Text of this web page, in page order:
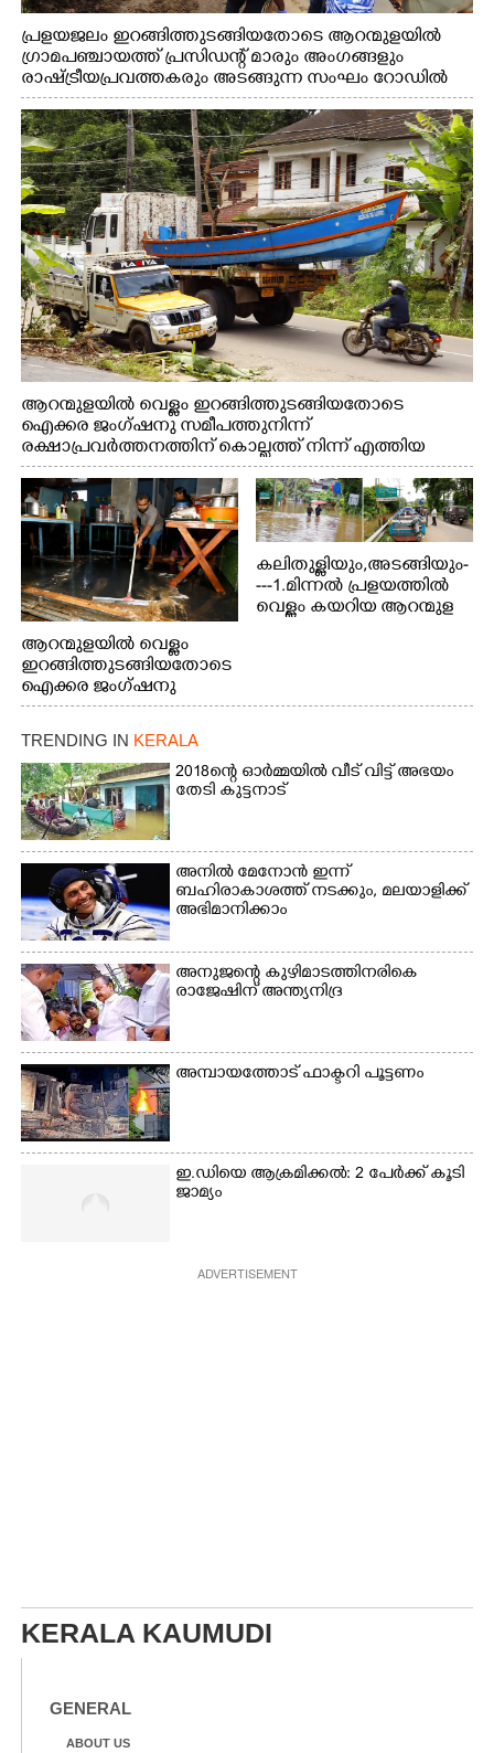
പ്രളയജലം ഇറങ്ങിത്തുടങ്ങിയതോടെ ആറന്മുളയിൽ
ഗ്രാമപഞ്ചായത്ത് പ്രസിഡന്റ് മാരും അംഗങ്ങളും
രാഷ്ട്രീയപ്രവത്തകരും അടങ്ങുന്ന സംഘം റോഡിൽ
അടിഞ്ഞ് കൂടിയ ചെളിയും മണ്ണും മറ്റ് മാലിന്യങ്ങളും
നീക്കം ചെയ്യുന്നു.
ആറന്മുളയിൽ വെള്ളം ഇറങ്ങിത്തുടങ്ങിയതോടെ
ഐക്കര ജംഗ്ഷനു സമീപത്തുനിന്ന്
രക്ഷാപ്രവർത്തനത്തിന് കൊല്ലത്ത് നിന്ന് എത്തിയ
ബോട്ടുകൾ തിരികെക്കൊണ്ടുപോകുന്നു.
ആറന്മുളയിൽ വെള്ളം
ഇറങ്ങിത്തുടങ്ങിയതോടെ
ഐക്കര ജംഗ്ഷനു
സമീപം ആറന്മുള
കിടങ്ങന്നൂർ റോഡിന്
സമീപം പ്രവർത്തിക്കു
ആറന്മുള തട്ടുകട കഴുകി
വൃത്തിയാക്കുന്നു.
കലിതുള്ളിയും,അടങ്ങിയും-
---1.മിന്നൽ പ്രളയത്തിൽ
വെള്ളം കയറിയ ആറന്മുള
ഇറങ്ങിപ്പോൾ
ത്തിന് ഓച്ചിറ അഴിക്കലിൽ
നിന്ന്എത്തിച്ച ബോട്ടും.
TRENDING IN KERALA
2018ന്റെ ഓർമ്മയിൽ വീട് വിട്ട് അഭയം
തേടി കുട്ടനാട്
അനിൽ മേനോൻ ഇന്ന്
ബഹിരാകാശത്ത് നടക്കും, മലയാളിക്ക്
അഭിമാനിക്കാം
അനുജന്റെ കുഴിമാടത്തിനരികെ
രാജേഷിന് അന്ത്യനിദ്ര
അമ്പായത്തോട് ഫാക്ടറി പൂട്ടണം
ഇ.ഡിയെ ആക്രമിക്കൽ: 2 പേർക്ക് കൂടി
ജാമ്യം
ADVERTISEMENT
KERALA KAUMUDI
GENERAL
ABOUT US